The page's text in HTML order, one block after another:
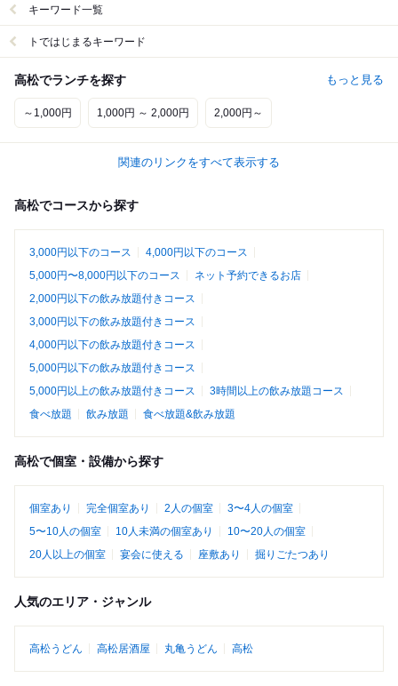
キーワード一覧
トではじまるキーワード
高松でランチを探す もっと見る
～1,000円 1,000円 ～ 2,000円 2,000円～
関連のリンクをすべて表示する
高松でコースから探す
3,000円以下のコース
4,000円以下のコース
5,000円〜8,000円以下のコース
ネット予約できるお店
2,000円以下の飲み放題付きコース
3,000円以下の飲み放題付きコース
4,000円以下の飲み放題付きコース
5,000円以下の飲み放題付きコース
5,000円以上の飲み放題付きコース
3時間以上の飲み放題コース
食べ放題
飲み放題 食べ放題&飲み放題
高松で個室・設備から探す
個室あり 完全個室あり 2人の個室
3〜4人の個室
5〜10人の個室
10人未満の個室あり
10〜20人の個室
20人以上の個室
宴会に使える 座敷あり 掘りごたつあり
人気のエリア・ジャンル
高松うどん 高松居酒屋 丸亀うどん 高松